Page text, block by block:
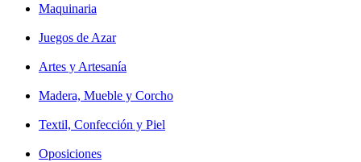
Maquinaria
Juegos de Azar
Artes y Artesanía
Madera, Mueble y Corcho
Textil, Confección y Piel
Oposiciones